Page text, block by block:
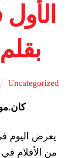
Uncategorized
يعرض اليوم